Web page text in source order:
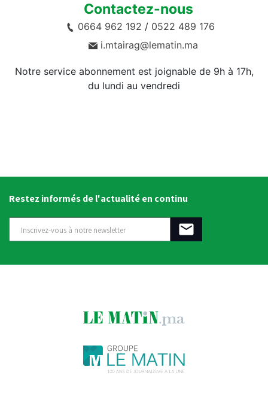
Contactez-nous
0664 962 192 / 0522 489 176
i.mtairag@lematin.ma
Notre service abonnement est joignable de 9h à 17h,
du lundi au vendredi
Restez informés de l'actualité en continu